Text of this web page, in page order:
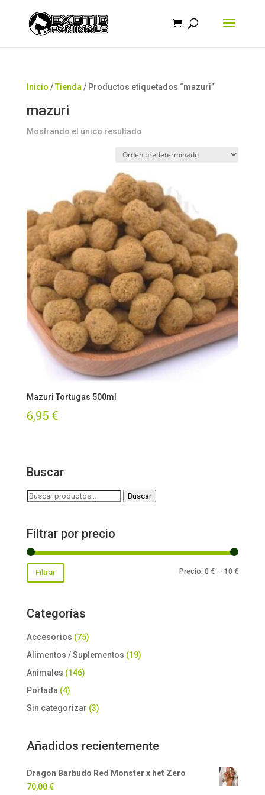
Inicio /Tienda / Productos etiquetados “mazuri”
mazuri
Mostrando el único resultado
Mazuri Tortugas 500ml
6,95 €
Buscar
Buscar
Buscar
Filtrar por precio
Precio
Precio
Filtrar Precio:0 € —10 €
Categorías
Accesorios (75)
Alimentos / Suplementos (19)
Animales (146)
Portada (4)
Sin categorizar (3)
Añadidos recientemente
Dragon Barbudo Red Monster x het Zero
70,00€